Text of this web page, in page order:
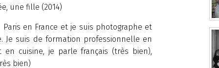
une fille (2014)
Paris en France et je suis photographe et
Je suis de formation professionnelle en
en cuisine, je parle français (très bien),
bien)